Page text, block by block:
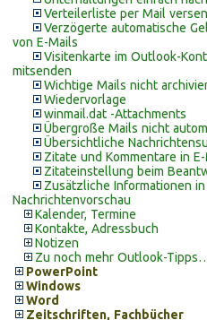
Verteilerliste per Mail
Verzögerte automatische
von E-Mails
Visitenkarte im Outlook-
mitsenden
Wichtige Mails nicht
Wiedervorlage
winmail.dat -Attachments
Übergroße Mails nicht
Übersichtliche
Zitate und Kommentare in
Zitateinstellung beim
Zusätzliche Informationen
Nachrichtenvorschau
Kalender, Termine
Kontakte, Adressbuch
Notizen
Zu noch mehr Outlook-
PowerPoint
Windows
Word
Zeitschriften, Fachbücher